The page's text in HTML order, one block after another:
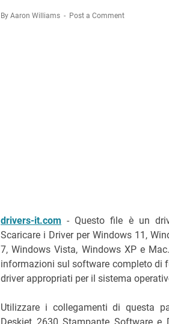
By Aaron Williams Post a Comment
drivers-it.com -Questo file è un
Scaricare i Driver per Windows 11,
7, Windows Vista, Windows XP e
informazioni sul software completo di
driver appropriati per il sistema
Utilizzare i collegamenti di questa